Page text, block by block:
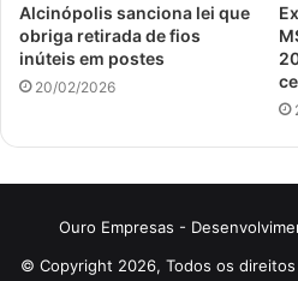
Alcinópolis sanciona lei que
obriga retirada de fios
inúteis em postes
20/02/2026
Ouro Empresas -
© Copyright 2026, Todos os